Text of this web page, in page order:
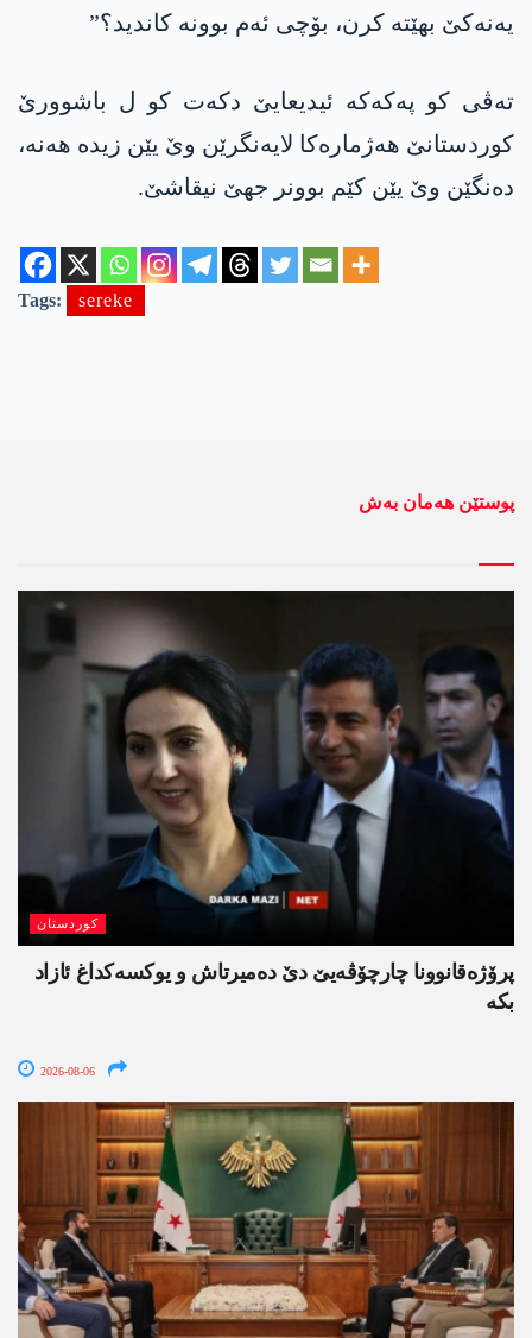
یەنەکێ بهێتە کرن، بۆچی ئەم بوونە کاندید؟”
تەڤی کو پەکەکە ئیدیعایێ دکەت کو ل باشوورێ
کوردستانێ هەژمارەکا لایەنگرێن وێ یێن زیدە ھەنە،
دەنگێن وێ یێن کێم بوونر جھێ نیقاشێ.
Tags: sereke
پوستێن ھەمان بەش
کوردستان
پرۆژەقانوونا چارچۆڤەیێ دێ دەمیرتاش و یوکسەکداغ ئازاد
بکە
2026-08-06